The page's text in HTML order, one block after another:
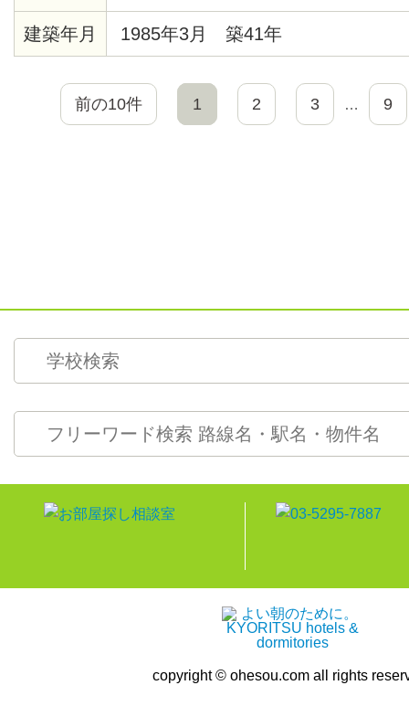
建築年月 1985年3月 築41年
前の10件 1 2 3 … 9
copyright © ohesou.com all rights